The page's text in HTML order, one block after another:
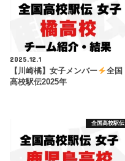
2025.12.1
【川崎橘】女子メンバー
全国
高校駅伝2025年
全国高校駅伝